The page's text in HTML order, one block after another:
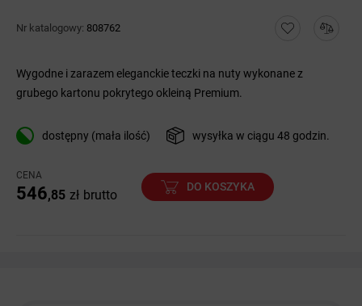
Nr katalogowy: 808762
Wygodne i zarazem eleganckie teczki na nuty wykonane z
grubego kartonu pokrytego okleiną Premium.
dostępny (mała ilość) wysyłka w ciągu 48 godzin.
CENA
546,85 zł brutto
DO KOSZYKA